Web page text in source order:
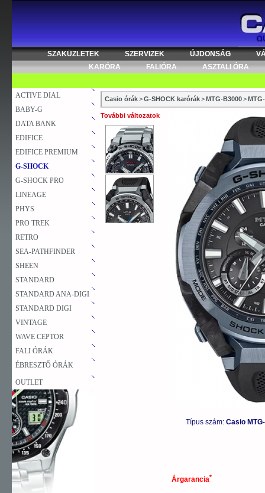
SZAKÜZLETEK SZERVIZEK ÚJDONSÁG
KARÓRA
FALIÓRA ASZTALI ÓRA
ACTIVE DIAL
BABY-G
DATA BANK
EDIFICE
EDIFICE PREMIUM
G-SHOCK
G-SHOCK PRO
LINEAGE
PHYS
PRO TREK
RETRO
SEA-PATHFINDER
SHEEN
STANDARD
STANDARD ANA-DIGI
STANDARD DIGI
VINTAGE
WAVE CEPTOR
FALI ÓRÁK
ÉBRESZTŐ ÓRÁK
OUTLET
Casio órák>G-SHOCK karórák>MTG-B3000>
További változatok
Típus szám: Casio
Árgarancia*